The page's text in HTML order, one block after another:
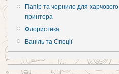
Папір та чорнило для харчового
принтера
Флористика
Ваніль та Спеції